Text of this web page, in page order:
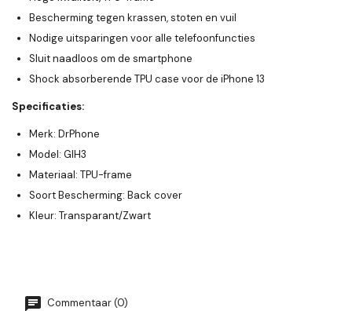
Bescherming tegen krassen, stoten en vuil
Nodige uitsparingen voor alle telefoonfuncties
Sluit naadloos om de smartphone
Shock absorberende TPU case voor de iPhone 13
Specificaties:
Merk: DrPhone
Model: GIH3
Materiaal: TPU-frame
Soort Bescherming: Back cover
Kleur: Transparant/Zwart
Commentaar (0)